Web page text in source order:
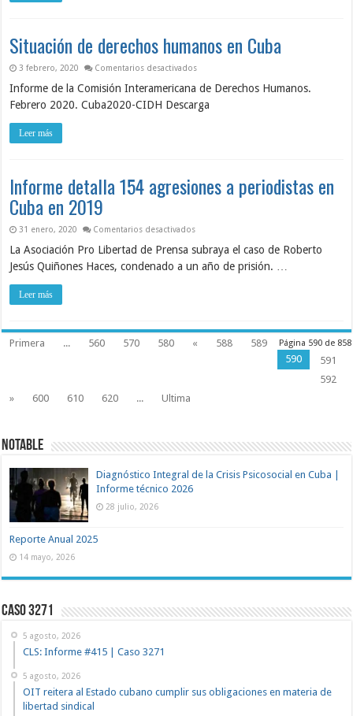
Situación de derechos humanos en Cuba
3 febrero, 2020 Comentarios desactivadosen Situación de derechos humanos en
Informe de la Comisión Interamericana de Derechos Humanos.
Febrero 2020. Cuba2020-CIDH Descarga
Leer más
Informe detalla 154 agresiones a periodistas en
Cuba en 2019
31 enero, 2020 Comentarios desactivadosen Informe detalla 154 agresiones a
La Asociación Pro Libertad de Prensa subraya el caso de Roberto
Jesús Quiñones Haces, condenado a un año de prisión. …
Leer más
Página 590 de 858
Primera ... 560 570 580 « 588
589
590
591
592
»
600 610 620 ... Ultima
NOTABLE
Diagnóstico Integral de la Crisis Psicosocial en Cuba |
Informe técnico 2026
28 julio, 2026
Reporte Anual 2025
14 mayo, 2026
Caso 3271
5 agosto, 2026
CLS: Informe #415 | Caso 3271
5 agosto, 2026
OIT reitera al Estado cubano cumplir sus obligaciones en materia de
libertad sindical